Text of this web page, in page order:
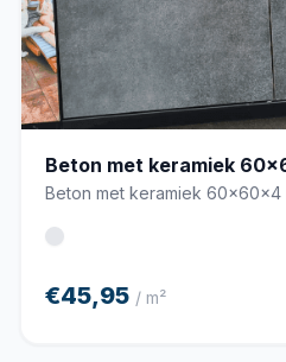
Beton met keramiek
Beton met keramiek 60x60x4
€45,95 / m²